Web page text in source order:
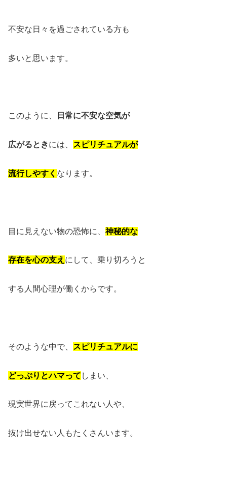
不安な日々を過ごされている方も
多いと思います。
このように、 日常に不安な空気が
広がるときには、 スピリチュアルが
流行しやすく なります。
目に見えない物の恐怖に、神秘的な
存在を心の支え にして、乗り切ろうと
する人間心理が働くからです。
そのような中で、 スピリチュアルに
どっぷりとハマって しまい、
現実世界に戻ってこれない人や、
抜け出せない人もたくさんいます。